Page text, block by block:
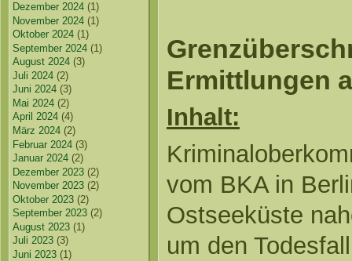
Dezember 2024 (1)
November 2024 (1)
Oktober 2024 (1)
September 2024 (1)
August 2024 (3)
Juli 2024 (2)
Juni 2024 (3)
Mai 2024 (2)
April 2024 (4)
März 2024 (2)
Februar 2024 (3)
Januar 2024 (2)
Dezember 2023 (2)
November 2023 (2)
Oktober 2023 (2)
September 2023 (2)
August 2023 (1)
Juli 2023 (3)
Juni 2023 (1)
Ermittlungen
Inhalt:
vom BKA in
Ostseeküste
um den